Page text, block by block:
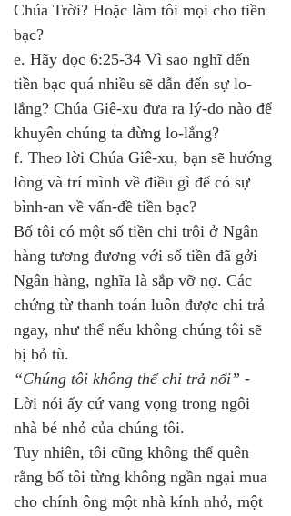
Chúa Trời? Hoặc làm tôi mọi cho tiền
bạc?
e. Hãy đọc 6:25-34 Vì sao nghĩ đến
tiền bạc quá nhiều sẽ dẫn đến sự lo-
lắng? Chúa Giê-xu đưa ra lý-do nào để
khuyên chúng ta đừng lo-lắng?
f. Theo lời Chúa Giê-xu, bạn sẽ hướng
lòng và trí mình về điều gì để có sự
bình-an về vấn-đề tiền bạc?
Bố tôi có một số tiền chi trội ở Ngân
hàng tương đương với số tiền đã gởi
Ngân hàng, nghĩa là sắp vỡ nợ. Các
chứng từ thanh toán luôn được chi trả
ngay, như thể nếu không chúng tôi sẽ
bị bỏ tù.
“Chúng tôi không thể chi trả nổi” -
Lời nói ấy cứ vang vọng trong ngôi
nhà bé nhỏ của chúng tôi.
Tuy nhiên, tôi cũng không thể quên
rằng bố tôi từng không ngần ngại mua
cho chính ông một nhà kính nhỏ, một